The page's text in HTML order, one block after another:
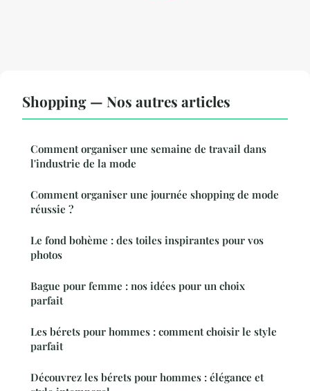
Shopping — Nos autres articles
Comment organiser une semaine de travail dans
l'industrie de la mode
Comment organiser une journée shopping de mode
réussie ?
Le fond bohème : des toiles inspirantes pour vos
photos
Bague pour femme : nos idées pour un choix
parfait
Les bérets pour hommes : comment choisir le style
parfait
Découvrez les bérets pour hommes : élégance et